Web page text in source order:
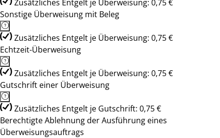
Zusätzliches Entgelt je Überweisung: 0,75 €
Sonstige Überweisung mit Beleg
Zusätzliches Entgelt je Überweisung: 0,75 €
Echtzeit-Überweisung
Zusätzliches Entgelt je Überweisung: 0,75 €
Gutschrift einer Überweisung
Zusätzliches Entgelt je Gutschrift: 0,75 €
Berechtigte Ablehnung der Ausführung eines
Überweisungsauftrags